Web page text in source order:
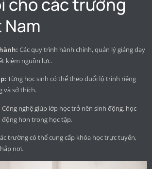
Các quy trình hành chính, quản lý giảng dạy
kiệm nguồn lực.
Từng học sinh có thể theo đuổi lộ trình riêng
và sở thích.
Công nghệ giúp lớp học trở nên sinh động, học
hơn trong học tập.
trường có thể cung cấp khóa học trực tuyến,
nơi.